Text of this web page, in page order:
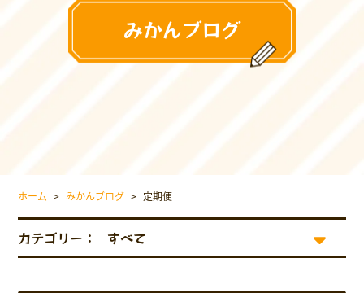
みかんブログ
お問い合わせ
プライバシーポリシー
みかんブログ
ホーム > みかんブログ > 定期便
カテゴリー：